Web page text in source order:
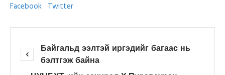
Facebook Twitter
Байгальд ээлтэй иргэдийг багаас нь
бэлтгэж байна